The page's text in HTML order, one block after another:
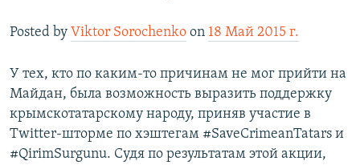
Posted by Viktor Sorochenko on 18 Май 2015 г.
У тех, кто по каким-то причинам не мог прийти на
Майдан, была возможность выразить поддержку
крымскотатарскому народу, приняв участие в
Twitter-шторме по хэштегам‪ #‎SaveCrimeanTatars‬ и
‪#‎QirimSurgunu‬. Судя по результатам этой акции,